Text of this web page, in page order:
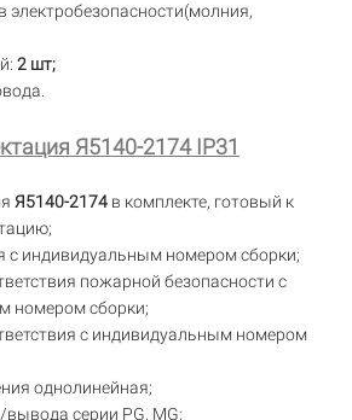
электробезопасности(молния,
2 шт;
Я5140-2174 IP31
Я5140-2174 в комплекте, готовый к
с индивидуальным номером сборки;
пожарной безопасности с
номером сборки;
с индивидуальным номером
однолинейная;
серии PG, MG;